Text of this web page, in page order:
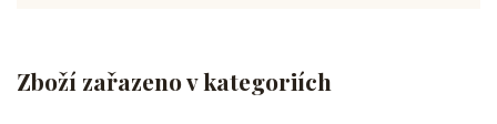
Zboží zařazeno v kategoriích